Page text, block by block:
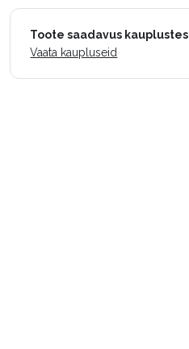
Toote saadavus kauplustes
Vaata kaupluseid